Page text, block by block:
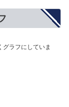
グラフにしていま